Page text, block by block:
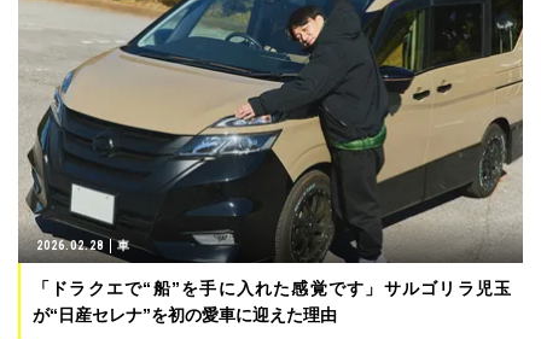
2026.02.28 車
「ドラクエで“船”を手に入れた感覚です」サルゴリラ児玉
が“日産セレナ”を初の愛車に迎えた理由